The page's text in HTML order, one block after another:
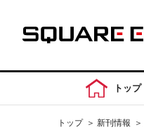
トップ
トップ ＞ 新刊情報 ＞